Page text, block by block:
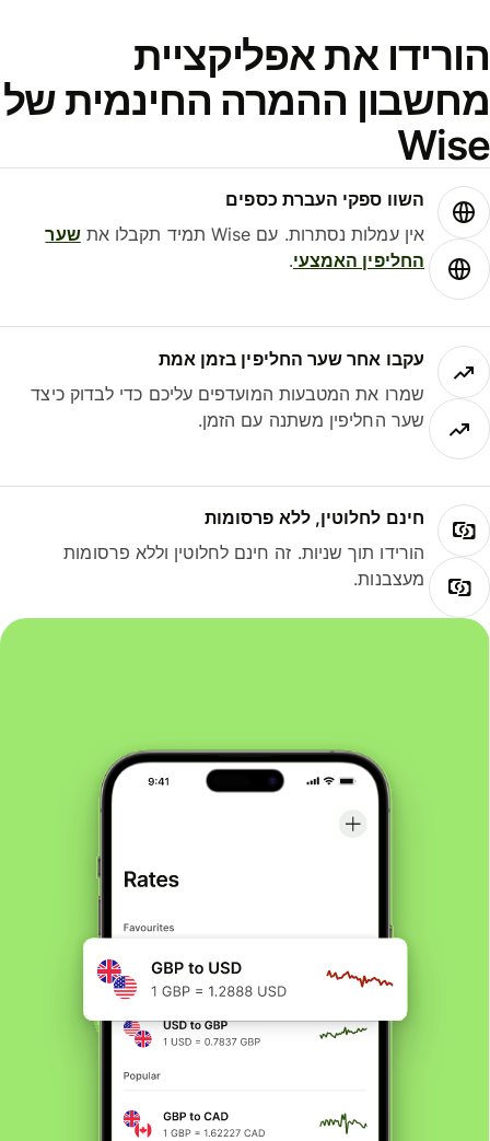
את אפליקציית
ההמרה החינמית של
השוו ספקי העברת כספים
אין עמלות נסתרות. עם Wise תמיד תקבלו את
שער
החליפין האמצעי.
עקבו אחר שער החליפין בזמן אמת
שמרו את המטבעות המועדפים עליכם כדי לבדוק כיצד
שער החליפין משתנה עם הזמן.
חינם לחלוטין, ללא פרסומות
הורידו תוך שניות. זה חינם לחלוטין וללא פרסומות
מעצבנות.